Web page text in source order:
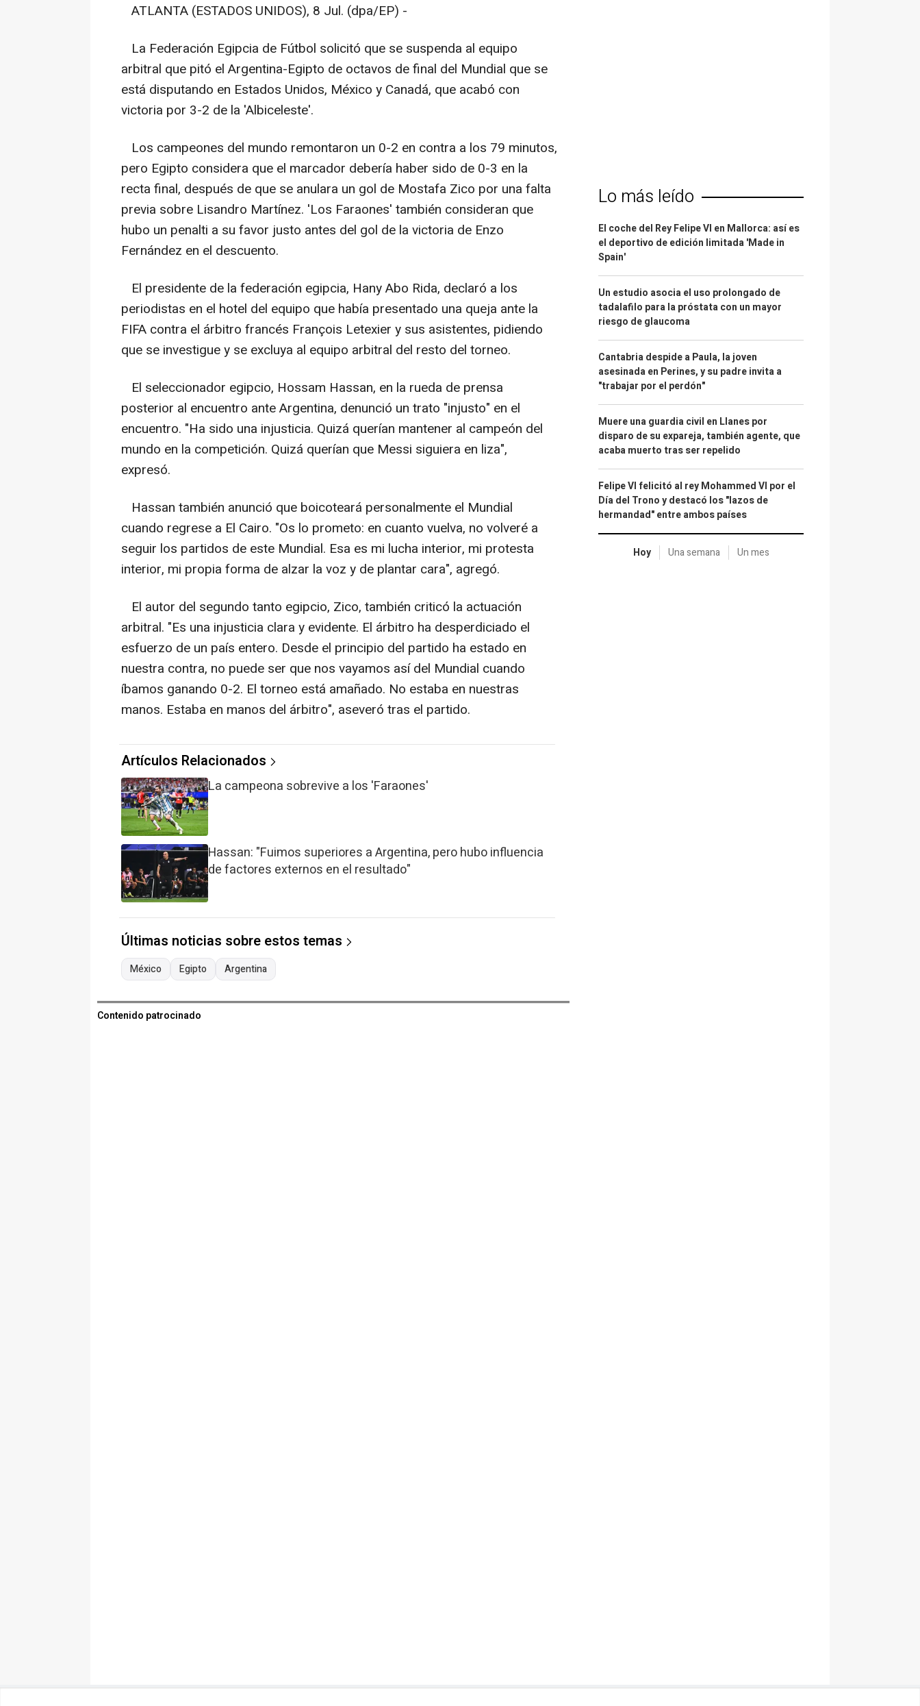
ATLANTA (ESTADOS UNIDOS), 8 Jul. (dpa/EP) -
La Federación Egipcia de Fútbol solicitó que se suspenda al equipo
arbitral que pitó el Argentina-Egipto de octavos de final del Mundial que se
está disputando en Estados Unidos, México y Canadá, que acabó con
victoria por 3-2 de la 'Albiceleste'.
Los campeones del mundo remontaron un 0-2 en contra a los 79 minutos,
pero Egipto considera que el marcador debería haber sido de 0-3 en la
recta final, después de que se anulara un gol de Mostafa Zico por una falta
previa sobre Lisandro Martínez. 'Los Faraones' también consideran que
hubo un penalti a su favor justo antes del gol de la victoria de Enzo
Fernández en el descuento.
El presidente de la federación egipcia, Hany Abo Rida, declaró a los
periodistas en el hotel del equipo que había presentado una queja ante la
FIFA contra el árbitro francés François Letexier y sus asistentes, pidiendo
que se investigue y se excluya al equipo arbitral del resto del torneo.
El seleccionador egipcio, Hossam Hassan, en la rueda de prensa
posterior al encuentro ante Argentina, denunció un trato "injusto" en el
encuentro. "Ha sido una injusticia. Quizá querían mantener al campeón del
mundo en la competición. Quizá querían que Messi siguiera en liza",
expresó.
Hassan también anunció que boicoteará personalmente el Mundial
cuando regrese a El Cairo. "Os lo prometo: en cuanto vuelva, no volveré a
seguir los partidos de este Mundial. Esa es mi lucha interior, mi protesta
interior, mi propia forma de alzar la voz y de plantar cara", agregó.
El autor del segundo tanto egipcio, Zico, también criticó la actuación
arbitral. "Es una injusticia clara y evidente. El árbitro ha desperdiciado el
esfuerzo de un país entero. Desde el principio del partido ha estado en
nuestra contra, no puede ser que nos vayamos así del Mundial cuando
íbamos ganando 0-2. El torneo está amañado. No estaba en nuestras
manos. Estaba en manos del árbitro", aseveró tras el partido.
Artículos Relacionados
La campeona sobrevive a los 'Faraones'
Hassan: "Fuimos superiores a Argentina, pero hubo influencia
de factores externos en el resultado"
Últimas noticias sobre estos temas
México Egipto Argentina
Contenido patrocinado
Lo más leído
El coche del Rey Felipe VI en Mallorca: así es
el deportivo de edición limitada 'Made in
Spain'
Un estudio asocia el uso prolongado de
tadalafilo para la próstata con un mayor
riesgo de glaucoma
Cantabria despide a Paula, la joven
asesinada en Perines, y su padre invita a
"trabajar por el perdón"
Muere una guardia civil en Llanes por
disparo de su expareja, también agente, que
acaba muerto tras ser repelido
Felipe VI felicitó al rey Mohammed VI por el
Día del Trono y destacó los "lazos de
hermandad" entre ambos países
Hoy Una semana Un mes